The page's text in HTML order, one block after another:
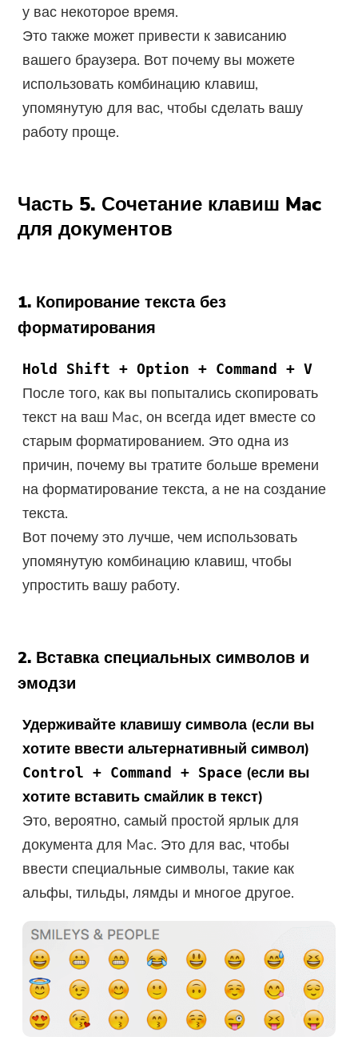
у вас некоторое время.
Это также может привести к зависанию
вашего браузера. Вот почему вы можете
использовать комбинацию клавиш,
упомянутую для вас, чтобы сделать вашу
работу проще.
Часть 5. Сочетание клавиш Mac
для документов
1. Копирование текста без
форматирования
Hold Shift + Option + Command + V
После того, как вы попытались скопировать
текст на ваш Mac, он всегда идет вместе со
старым форматированием. Это одна из
причин, почему вы тратите больше времени
на форматирование текста, а не на создание
текста.
Вот почему это лучше, чем использовать
упомянутую комбинацию клавиш, чтобы
упростить вашу работу.
2. Вставка специальных символов и
эмодзи
Удерживайте клавишу символа (если вы
хотите ввести альтернативный символ)
Control + Command + Space (если вы
хотите вставить смайлик в текст)
Это, вероятно, самый простой ярлык для
документа для Mac. Это для вас, чтобы
ввести специальные символы, такие как
альфы, тильды, лямды и многое другое.